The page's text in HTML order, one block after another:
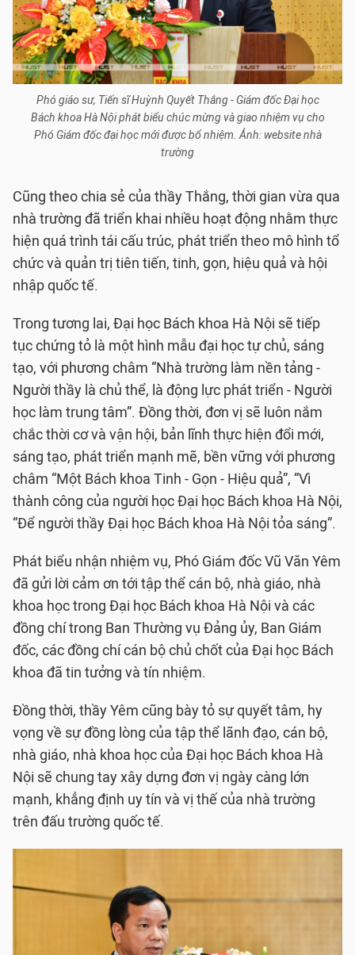
Phó giáo sư, Tiến sĩ Huỳnh Quyết Thắng - Giám đốc Đại học
Bách khoa Hà Nội phát biểu chúc mừng và giao nhiệm vụ cho
Phó Giám đốc đại học mới được bổ nhiệm. Ảnh: website nhà
trường
Cũng theo chia sẻ của thầy Thắng, thời gian vừa qua
nhà trường đã triển khai nhiều hoạt động nhằm thực
hiện quá trình tái cấu trúc, phát triển theo mô hình tổ
chức và quản trị tiên tiến, tinh, gọn, hiệu quả và hội
nhập quốc tế.
Trong tương lai, Đại học Bách khoa Hà Nội sẽ tiếp
tục chứng tỏ là một hình mẫu đại học tự chủ, sáng
tạo, với phương châm “Nhà trường làm nền tảng -
Người thầy là chủ thể, là động lực phát triển - Người
học làm trung tâm”. Đồng thời, đơn vị sẽ luôn nắm
chắc thời cơ và vận hội, bản lĩnh thực hiện đổi mới,
sáng tạo, phát triển mạnh mẽ, bền vững với phương
châm “Một Bách khoa Tinh - Gọn - Hiệu quả”, “Vì
thành công của người học Đại học Bách khoa Hà Nội,
“Để người thầy Đại học Bách khoa Hà Nội tỏa sáng”.
Phát biểu nhận nhiệm vụ, Phó Giám đốc Vũ Văn Yêm
đã gửi lời cảm ơn tới tập thể cán bộ, nhà giáo, nhà
khoa học trong Đại học Bách khoa Hà Nội và các
đồng chí trong Ban Thường vụ Đảng ủy, Ban Giám
đốc, các đồng chí cán bộ chủ chốt của Đại học Bách
khoa đã tin tưởng và tín nhiệm.
Đồng thời, thầy Yêm cũng bày tỏ sự quyết tâm, hy
vọng về sự đồng lòng của tập thể lãnh đạo, cán bộ,
nhà giáo, nhà khoa học của Đại học Bách khoa Hà
Nội sẽ chung tay xây dựng đơn vị ngày càng lớn
mạnh, khẳng định uy tín và vị thế của nhà trường
trên đấu trường quốc tế.